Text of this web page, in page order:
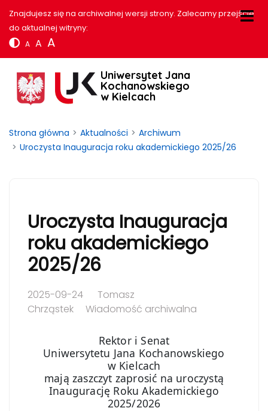
Znajdujesz się na archiwalnej wersji strony. Zalecamy przejście
do aktualnej witryny:
A A A
Uniwersytet Jana
Kochanowskiego
w Kielcach
Strona główna Aktualności
Archiwum
Uroczysta Inauguracja roku akademickiego 2025/26
Uroczysta Inauguracja
roku akademickiego
2025/26
2025-09-24
Tomasz
Chrząstek
Wiadomość archiwalna
Rektor i Senat
Uniwersytetu Jana Kochanowskiego
w Kielcach
mają zaszczyt zaprosić na uroczystą
Inaugurację Roku Akademickiego
2025/2026